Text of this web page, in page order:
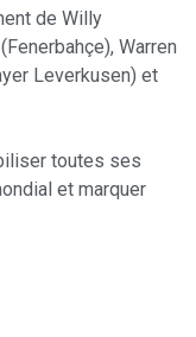
de Willy
Warren
Leverkusen) et
toutes ses
et marquer